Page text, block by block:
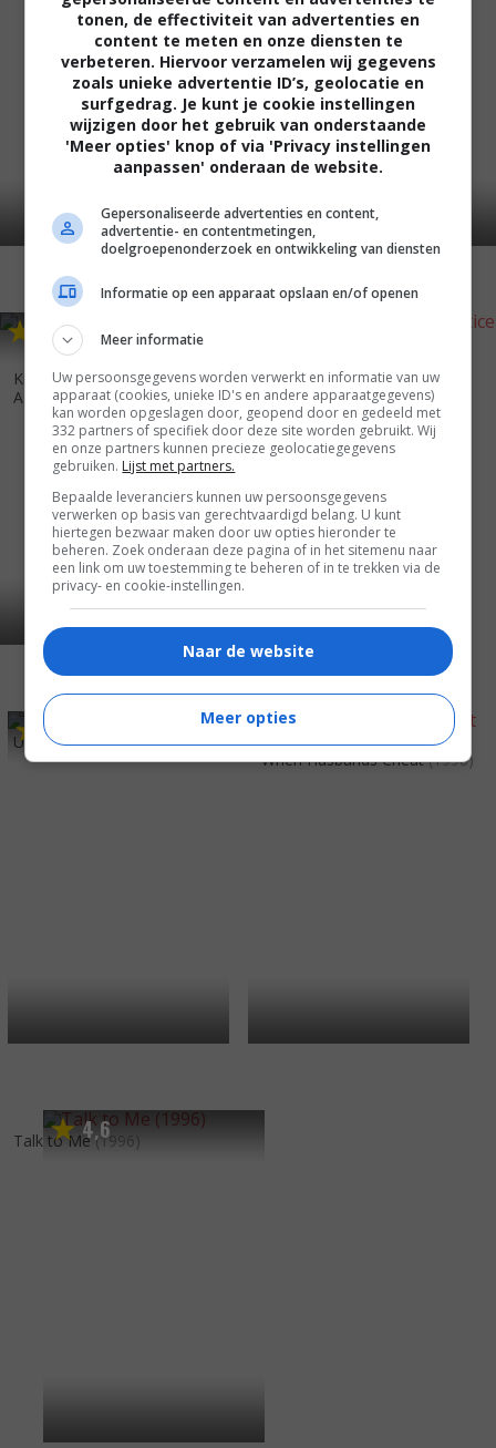
,8
Killer Instinct: From the Files of
Agent... (2003)
(2001)
4
Ultimate Deception (1999) 4
When Husbands Cheat (1998)
4,6
Talk to Me (1996)
tonen, de effectiviteit van advertenties en
content te meten en onze diensten te
verbeteren. Hiervoor verzamelen wij gegevens
zoals unieke advertentie ID’s, geolocatie en
surfgedrag. Je kunt je cookie instellingen
wijzigen door het gebruik van onderstaande
'Meer opties' knop of via 'Privacy instellingen
aanpassen' onderaan de website.
Gepersonaliseerde advertenties en content,
advertentie- en contentmetingen,
doelgroepenonderzoek en ontwikkeling van diensten
Informatie op een apparaat opslaan en/of openen
Meer informatie
Uw persoonsgegevens worden verwerkt en informatie van uw
apparaat (cookies, unieke ID's en andere apparaatgegevens)
kan worden opgeslagen door, geopend door en gedeeld met
332 partners of specifiek door deze site worden gebruikt. Wij
en onze partners kunnen precieze geolocatiegegevens
gebruiken. Lijst met partners.
Bepaalde leveranciers kunnen uw persoonsgegevens
verwerken op basis van gerechtvaardigd belang. U kunt
hiertegen bezwaar maken door uw opties hieronder te
beheren. Zoek onderaan deze pagina of in het sitemenu naar
een link om uw toestemming te beheren of in te trekken via de
privacy- en cookie-instellingen.
Naar de website
Meer opties